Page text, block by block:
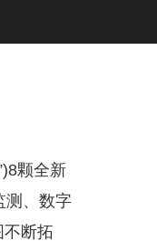
颗全新
测、数字
断拓